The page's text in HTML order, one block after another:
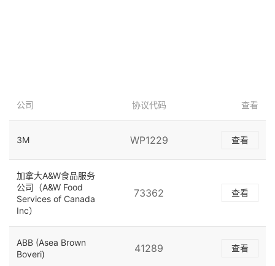
公司 协议代码 查看
3M WP1229 查看
加拿大A&W食品服务
公司（A&W Food
Services of Canada
Inc）
73362 查看
ABB (Asea Brown
Boveri)
41289 查看